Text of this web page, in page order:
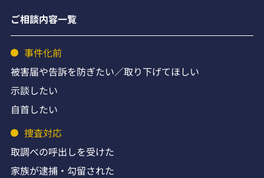
ご相談内容一覧
事件化前
被害届や告訴を防ぎたい／取り下げてほしい
示談したい
自首したい
捜査対応
取調べの呼出しを受けた
家族が逮捕・勾留された